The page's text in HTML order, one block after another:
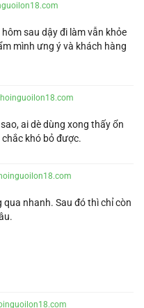
sau dậy đi làm vẫn khỏe
mình ưng ý và khách hàng
ai dè dùng xong thấy ổn
khó bỏ được.
nhanh. Sau đó thì chỉ còn